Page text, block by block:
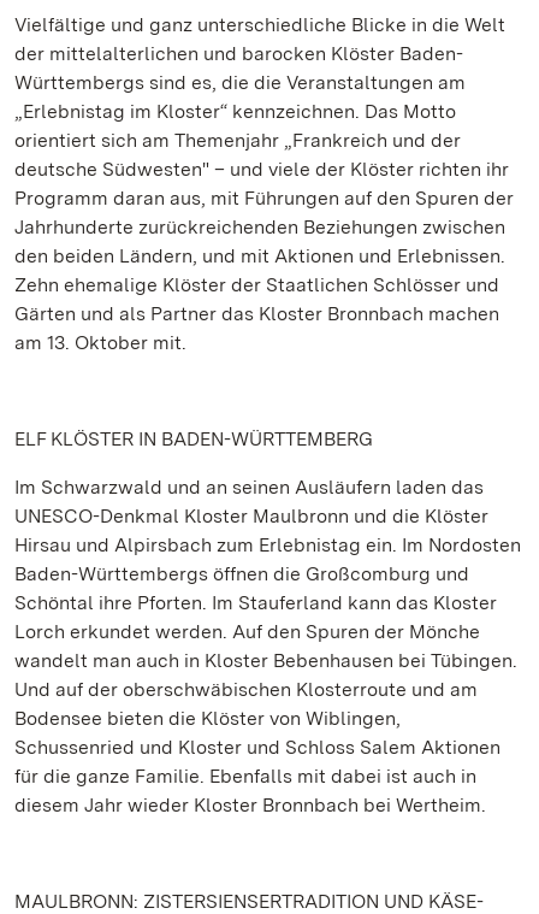
Vielfältige und ganz unterschiedliche Blicke in die Welt
der mittelalterlichen und barocken Klöster Baden-
Württembergs sind es, die die Veranstaltungen am
„Erlebnistag im Kloster“ kennzeichnen. Das Motto
orientiert sich am Themenjahr „Frankreich und der
deutsche Südwesten" – und viele der Klöster richten ihr
Programm daran aus, mit Führungen auf den Spuren der
Jahrhunderte zurückreichenden Beziehungen zwischen
den beiden Ländern, und mit Aktionen und Erlebnissen.
Zehn ehemalige Klöster der Staatlichen Schlösser und
Gärten und als Partner das Kloster Bronnbach machen
am 13. Oktober mit.
ELF KLÖSTER IN BADEN-WÜRTTEMBERG
Im Schwarzwald und an seinen Ausläufern laden das
UNESCO-Denkmal Kloster Maulbronn und die Klöster
Hirsau und Alpirsbach zum Erlebnistag ein. Im Nordosten
Baden-Württembergs öffnen die Großcomburg und
Schöntal ihre Pforten. Im Stauferland kann das Kloster
Lorch erkundet werden. Auf den Spuren der Mönche
wandelt man auch in Kloster Bebenhausen bei Tübingen.
Und auf der oberschwäbischen Klosterroute und am
Bodensee bieten die Klöster von Wiblingen,
Schussenried und Kloster und Schloss Salem Aktionen
für die ganze Familie. Ebenfalls mit dabei ist auch in
diesem Jahr wieder Kloster Bronnbach bei Wertheim.
MAULBRONN: ZISTERSIENSERTRADITION UND KÄSE-